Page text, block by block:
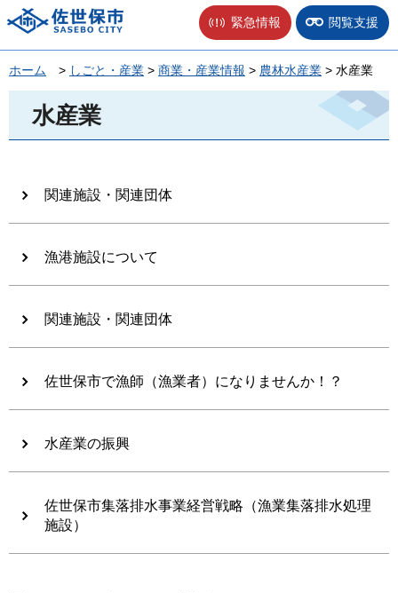
佐世保市 緊急情報 閲覧支援
ホーム > しごと・産業 > 商業・産業情報 > 農林水産業 > 水産業
水産業
関連施設・関連団体
漁港施設について
関連施設・関連団体
佐世保市で漁師（漁業者）になりませんか！？
水産業の振興
佐世保市集落排水事業経営戦略（漁業集落排水処理
施設）